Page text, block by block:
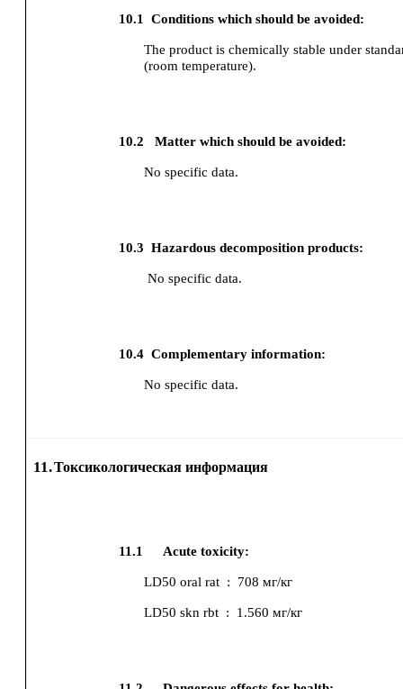
10.1 Conditions which should be avoided:
The product is chemically stable under
(room temperature).
10.2 Matter which should be avoided:
No specific data.
10.3 Hazardous decomposition products:
No specific data.
10.4 Complementary information:
No specific data.
11.Токсикологическая информация
11.1 Acute toxicity:
LD50 oral rat : 708 мг/кг
LD50 skn rbt : 1.560 мг/кг